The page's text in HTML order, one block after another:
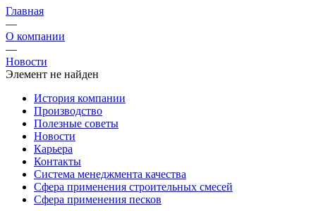
Главная
—
О компании
—
Новости
Элемент не найден
История компании
Производство
Полезные советы
Новости
Карьера
Контакты
Система менеджмента качества
Сфера применения строительных смесей
Сфера применения песков